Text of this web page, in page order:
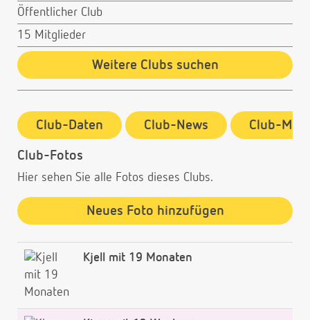
Öffentlicher Club
15 Mitglieder
Weitere Clubs suchen
Club-Daten Club-News Club-
Club-Fotos
Hier sehen Sie alle Fotos dieses Clubs.
Neues Foto hinzufügen
Kjell mit 19 Monaten